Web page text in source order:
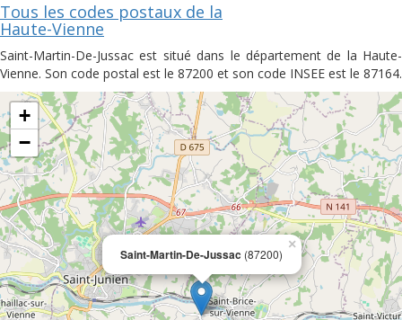
Tous les codes postaux de la
Haute-Vienne
Saint-Martin-De-Jussac est situé dans le département de la Haute-
Vienne. Son code postal est le 87200 et son code INSEE est le 87164.
Saint-Martin-De-Jussac (87200)
×
+
−